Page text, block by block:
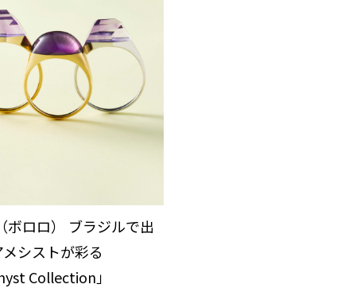
ロロ） ブラジルで出
シストが彩る
Collection」